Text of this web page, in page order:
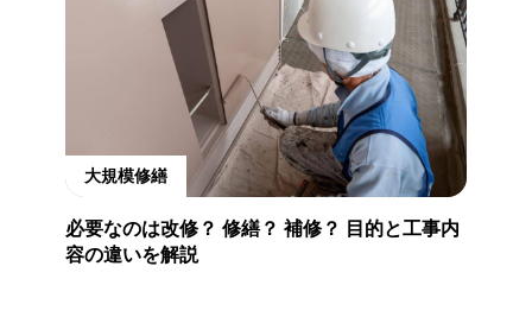
大規模修繕
必要なのは改修？ 修繕？ 補修？ 目的と工事内
容の違いを解説